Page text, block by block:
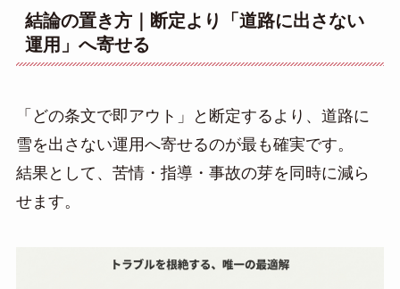
結論の置き方｜断定より「道路に出さない
運用」へ寄せる
「どの条文で即アウト」と断定するより、道路に
雪を出さない運用へ寄せるのが最も確実です。
結果として、苦情・指導・事故の芽を同時に減ら
せます。